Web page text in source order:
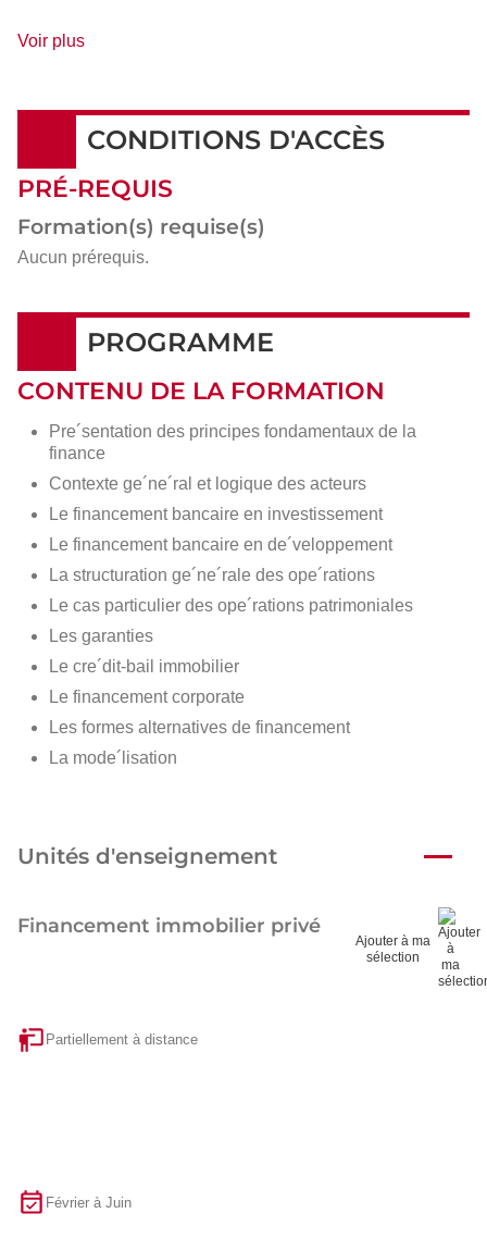
Voir plusde
CONDITIONS D'ACCÈS
PRÉ-REQUIS
Formation(s) requise(s)
Aucun prérequis.
PROGRAMME
CONTENU DE LA FORMATION
Pre´sentation des principes fondamentaux de la
finance
Contexte ge´ne´ral et logique des acteurs
Le financement bancaire en investissement
Le financement bancaire en de´veloppement
La structuration ge´ne´rale des ope´rations
Le cas particulier des ope´rations patrimoniales
Les garanties
Le cre´dit-bail immobilier
Le financement corporate
Les formes alternatives de financement
La mode´lisation
Unités d'enseignement
Financement immobilier privé
Ajouter à ma
sélection
Partiellement à distance
Février à Juin